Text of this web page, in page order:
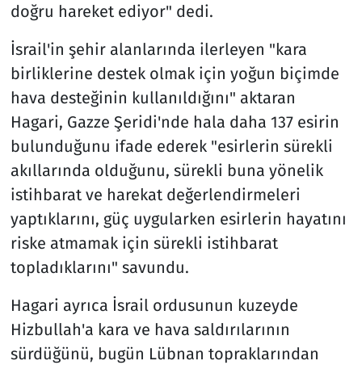
doğru hareket ediyor" dedi.
İsrail'in şehir alanlarında ilerleyen "kara
birliklerine destek olmak için yoğun biçimde
hava desteğinin kullanıldığını" aktaran
Hagari, Gazze Şeridi'nde hala daha 137 esirin
bulunduğunu ifade ederek "esirlerin sürekli
akıllarında olduğunu, sürekli buna yönelik
istihbarat ve harekat değerlendirmeleri
yaptıklarını, güç uygularken esirlerin hayatını
riske atmamak için sürekli istihbarat
topladıklarını" savundu.
Hagari ayrıca İsrail ordusunun kuzeyde
Hizbullah'a kara ve hava saldırılarının
sürdüğünü, bugün Lübnan topraklarından